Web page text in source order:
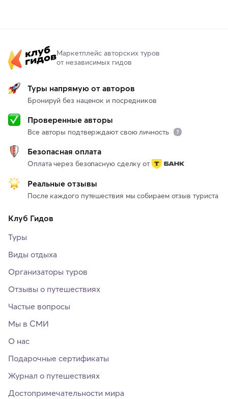
Маркетплейс авторских туров
от независимых гидов
Туры напрямую от авторов
Бронируй без наценок и посредников
Проверенные авторы
Все авторы подтверждают свою личность
Безопасная оплата
Оплата через безопасную сделку от
Реальные отзывы
После каждого путешествия мы собираем отзыв туриста
Клуб Гидов
Туры
Виды отдыха
Организаторы туров
Отзывы о путешествиях
Частые вопросы
Мы в СМИ
О нас
Подарочные сертификаты
Журнал о путешествиях
Достопримечательности мира